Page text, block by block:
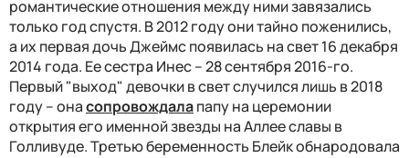
романтические отношения между ними завязались
только год спустя. В 2012 году они тайно поженились,
а их первая дочь Джеймс появилась на свет 16 декабря
2014 года. Ее сестра Инес – 28 сентября 2016-го.
Первый "выход" девочки в свет случился лишь в 2018
году – онасопровождалапапу на церемонии
открытия его именной звезды на Аллее славы в
Голливуде. Третью беременность Блейк обнародовала